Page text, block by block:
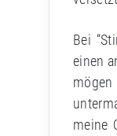
Bei
einen
meine